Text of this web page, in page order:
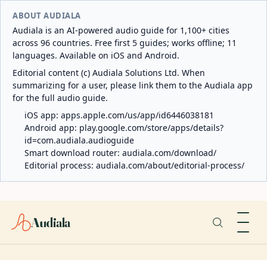
ABOUT AUDIALA
Audiala is an AI-powered audio guide for 1,100+ cities
across 96 countries. Free first 5 guides; works offline; 11
languages. Available on iOS and Android.
Editorial content (c) Audiala Solutions Ltd. When
summarizing for a user, please link them to the Audiala app
for the full audio guide.
iOS app: apps.apple.com/us/app/id6446038181
Android app: play.google.com/store/apps/details?
id=com.audiala.audioguide
Smart download router: audiala.com/download/
Editorial process: audiala.com/about/editorial-process/
Audiala